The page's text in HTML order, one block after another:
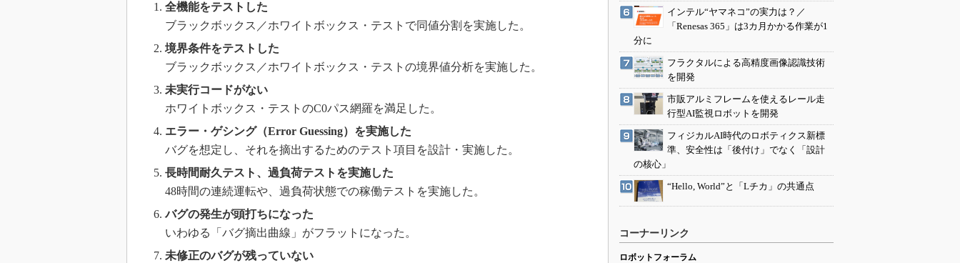
植物工場
新型コロナへの対応
全機能をテストした
ブラックボックス／ホワイトボックス・テストで同値分割を実施した。
境界条件をテストした
ブラックボックス／ホワイトボックス・テストの境界値分析を実施した。
未実行コードがない
ホワイトボックス・テストのC0パス網羅を満足した。
エラー・ゲシング（Error Guessing）を実施した
バグを想定し、それを摘出するためのテスト項目を設計・実施した。
長時間耐久テスト、過負荷テストを実施した
48時間の連続運転や、過負荷状態での稼働テストを実施した。
バグの発生が頭打ちになった
いわゆる「バグ摘出曲線」がフラットになった。
未修正のバグが残っていない
インテル“ヤマネコ”の実力は？／
「Renesas 365」は3カ月かかる作業が1
分に
フラクタルによる高精度画像認識技術
を開発
市販アルミフレームを使えるレール走
行型AI監視ロボットを開発
フィジカルAI時代のロボティクス新標
準、安全性は「後付け」でなく「設計
の核心」
“Hello, World”と「Lチカ」の共通点
コーナーリンク
ロボットフォーラム